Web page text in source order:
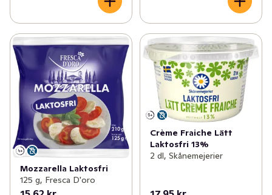
Mozzarella Laktosfri
125 g, Fresca D'oro
Crème Fraiche Lätt
Laktosfri 13%
2 dl, Skånemejerier